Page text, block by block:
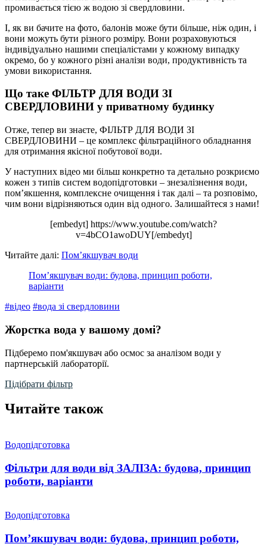
промивається тією ж водою зі свердловини.
І, як ви бачите на фото, балонів може бути більше, ніж один, і
вони можуть бути різного розміру. Вони розраховуються
індивідуально нашими спеціалістами у кожному випадку
окремо, бо у кожного різні аналізи води, продуктивність та
умови використання.
Що таке ФІЛЬТР ДЛЯ ВОДИ ЗІ
СВЕРДЛОВИНИ у приватному будинку
Отже, тепер ви знаєте, ФІЛЬТР ДЛЯ ВОДИ ЗІ
СВЕРДЛОВИНИ – це комплекс фільтраційного обладнання
для отримання якісної побутової води.
У наступних відео ми більш конкретно та детально розкриємо
кожен з типів систем водопідготовки – знезалізнення води,
пом’якшення, комплексне очищення і так далі – та розповімо,
чим вони відрізняються один від одного. Залишайтеся з нами!
[embedyt] https://www.youtube.com/watch?
v=4bCO1awoDUY[/embedyt]
Читайте далі: Пом’якшувач води
Пом’якшувач води: будова, принцип роботи,
варіанти
#відео #вода зі свердловини
Жорстка вода у вашому домі?
Підберемо пом'якшувач або осмос за аналізом води у
партнерській лабораторії.
Підібрати фільтр
Читайте також
Водопідготовка
Фільтри для води від ЗАЛІЗА: будова, принцип
роботи, варіанти
Водопідготовка
Пом’якшувач води: будова, принцип роботи,